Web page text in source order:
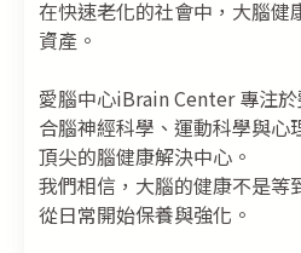
在快速老化的社會中，大腦健
資產。
愛腦中心iBrain Center 專注
合腦神經科學、運動科學與心
頂尖的腦健康解決中心。
我們相信，大腦的健康不是等
從日常開始保養與強化。